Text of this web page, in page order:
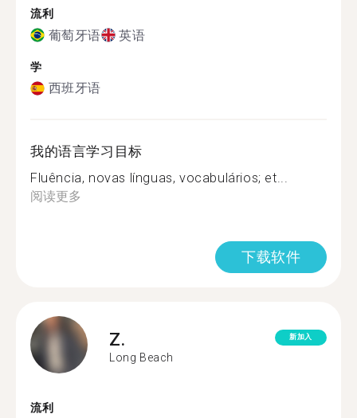
流利
葡萄牙语 英语
学
西班牙语
我的语言学习目标
Fluência, novas línguas, vocabulários; et...
阅读更多
下载软件
Z.
Long Beach
新加入
流利